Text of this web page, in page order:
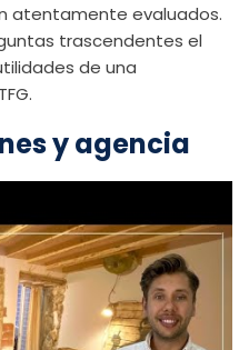
atentamente evaluados.
trascendentes el
de una
y agencia